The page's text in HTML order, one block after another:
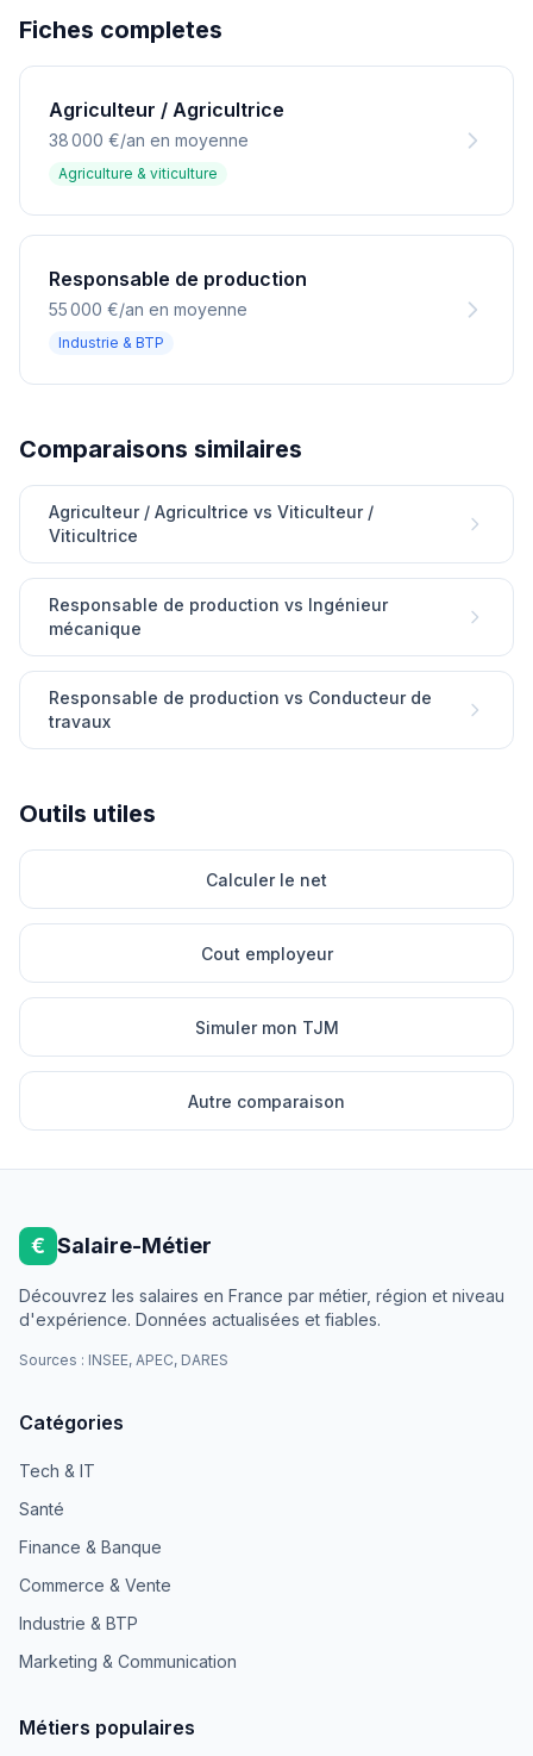
Fiches completes
Agriculteur / Agricultrice
38 000 €/an en moyenne
Agriculture & viticulture
Responsable de production
55 000 €/an en moyenne
Industrie & BTP
Comparaisons similaires
Agriculteur / Agricultrice vs Viticulteur /
Viticultrice
Responsable de production vs Ingénieur
mécanique
Responsable de production vs Conducteur de
travaux
Outils utiles
Calculer le net
Cout employeur
Simuler mon TJM
Autre comparaison
€ Salaire-Métier
Découvrez les salaires en France par métier, région et niveau
d'expérience. Données actualisées et fiables.
Sources : INSEE, APEC, DARES
Catégories
Tech & IT
Santé
Finance & Banque
Commerce & Vente
Industrie & BTP
Marketing & Communication
Métiers populaires